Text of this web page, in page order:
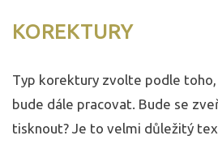
KOREKTURY
Typ korektury zvolte podle
bude dále pracovat. Bude se
tisknout? Je to velmi důležitý